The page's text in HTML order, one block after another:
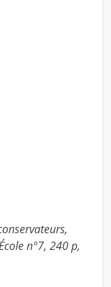
n°7, 240 p,